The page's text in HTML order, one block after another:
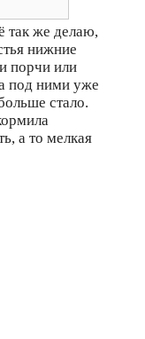
так же делаю,
нижние
порчи или
под ними уже
стало.
а то мелкая